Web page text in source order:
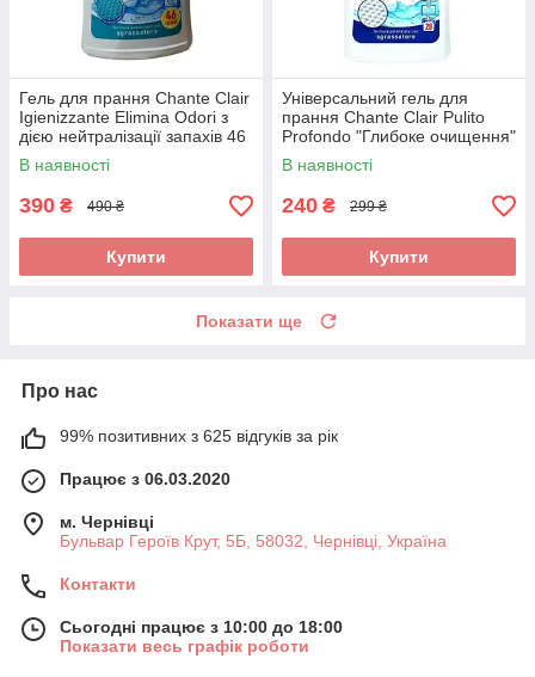
Гель для прання Chante Clair
Igienizzante Elimina Odori з
дією нейтралізації запахів 46
прань 2070 мл Італія
В наявності
390 ₴ 490 ₴
Купити
Універсальний гель для
прання Chante Clair Pulito
Profondo "Глибоке очищення"
, 28 прань 1260 мл
В наявності
240 ₴ 299 ₴
Купити
Показати ще
Про нас
99% позитивних з 625 відгуків за рік
Працює з 06.03.2020
м. Чернівці
Бульвар Героїв Крут, 5Б, 58032, Чернівці, Україна
Контакти
Сьогодні працює з 10:00 до 18:00
Показати весь графік роботи